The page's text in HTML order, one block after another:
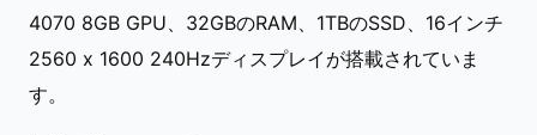
4070 8GB GPU、32GBのRAM、1TBのSSD、16インチ
2560 x 1600 240Hzディスプレイが搭載されていま
す。